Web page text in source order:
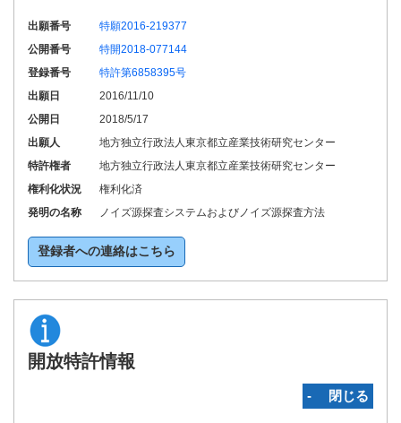
出願番号
特願2016-219377
公開番号
特開2018-077144
登録番号
特許第6858395号
出願日
2016/11/10
公開日
2018/5/17
出願人
地方独立行政法人東京都立産業技術研究センター
特許権者
地方独立行政法人東京都立産業技術研究センター
権利化状況
権利化済
発明の名称
ノイズ源探査システムおよびノイズ源探査方法
登録者への連絡はこちら
開放特許情報
‐ 閉じる